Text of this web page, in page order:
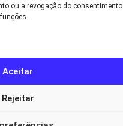
ou a revogação do
Aceitar
Rejeitar